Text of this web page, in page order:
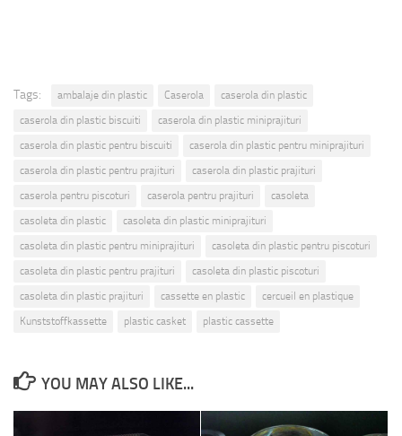
Tags: ambalaje din plastic Caserola
caserola din plastic
caserola din plastic biscuiti
caserola din plastic miniprajituri
caserola din plastic pentru biscuiti
caserola din plastic pentru miniprajituri
caserola din plastic pentru prajituri
caserola din plastic prajituri
caserola pentru piscoturi
caserola pentru prajituri
casoleta
casoleta din plastic
casoleta din plastic miniprajituri
casoleta din plastic pentru miniprajituri
casoleta din plastic pentru piscoturi
casoleta din plastic pentru prajituri
casoleta din plastic piscoturi
casoleta din plastic prajituri
cassette en plastic
cercueil en plastique
Kunststoffkassette
plastic casket plastic cassette
YOU MAY ALSO LIKE...